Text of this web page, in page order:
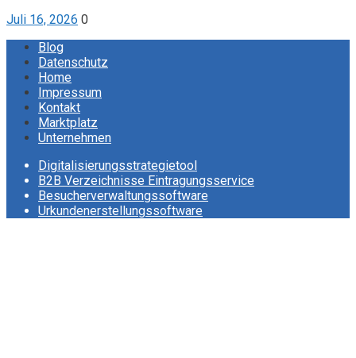
Juli 16, 2026 0
Blog
Datenschutz
Home
Impressum
Kontakt
Marktplatz
Unternehmen
Digitalisierungsstrategietool
B2B Verzeichnisse Eintragungsservice
Besucherverwaltungssoftware
Urkundenerstellungssoftware